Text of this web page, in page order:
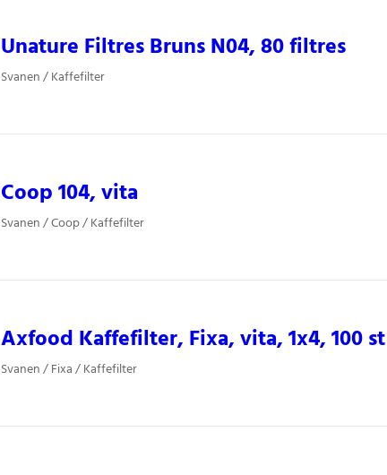
Unature Filtres Bruns N04, 80 filtres
Svanen / Kaffefilter
Coop 104, vita
Svanen / Coop / Kaffefilter
Axfood Kaffefilter, Fixa, vita, 1x4, 100 st
Svanen / Fixa / Kaffefilter